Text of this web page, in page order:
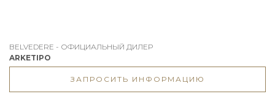
BELVEDERE - ОФИЦИАЛЬНЫЙ ДИЛЕР
ARKETIPO
ЗАПРОСИТЬ ИНФОРМАЦИЮ